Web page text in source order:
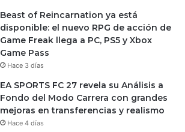
Beast of Reincarnation ya está
disponible: el nuevo RPG de acción de
Game Freak llega a PC, PS5 y Xbox
Game Pass
Hace 3 días
EA SPORTS FC 27 revela su Análisis a
Fondo del Modo Carrera con grandes
mejoras en transferencias y realismo
Hace 4 días